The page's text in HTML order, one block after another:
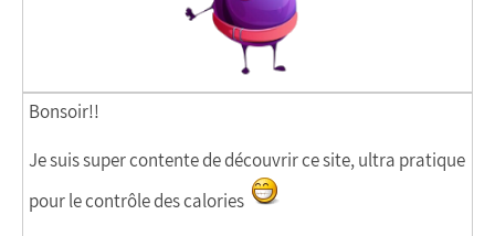
Bonsoir!!
Je suis super contente de découvrir ce site, ultra pratique
pour le contrôle des calories